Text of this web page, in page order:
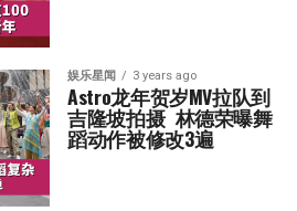
娱乐星闻 3 years ago
Astro龙年贺岁MV拉队到
吉隆坡拍摄  林德荣曝舞
蹈动作被修改3遍